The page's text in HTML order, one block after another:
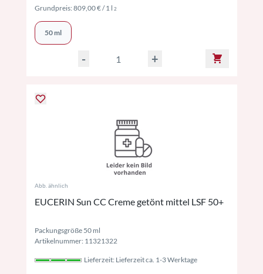
Grundpreis:809,00 €/ 1 l 2Preise inkl. MwSt. ggf. zzgl. Versand
50 ml
- +
Abb. ähnlich
EUCERIN Sun CC Creme getönt mittel LSF 50+
Packungsgröße 50 ml
Artikelnummer: 11321322
Lieferzeit: Lieferzeit ca. 1-3 Werktage